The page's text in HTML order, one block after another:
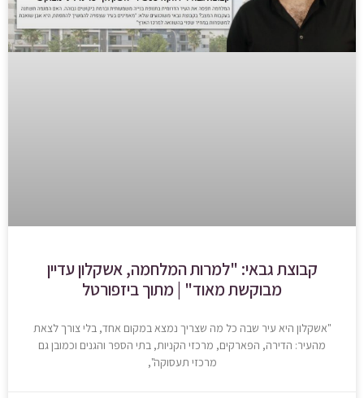
קבוצת גבאי: "למרות המלחמה, אשקלון עדיין
מבוקשת מאוד" | מתוך ביזפורטל
"אשקלון היא עיר שבה כל מה שצריך נמצא במקום אחד, בלי צורך לצאת
מהעיר: הדירה, הפארקים, מרכזי הקניות, בתי הספר והגנים וכמובן גם
מרכזי תעסוקה",